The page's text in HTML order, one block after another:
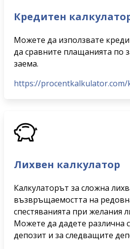
Кредитен
Можете да използвате
да сравните плащанията по
заема.
https://
Лихвен калкулатор
Калкулаторът за сложна
възвръщаемостта на
спестяванията при желания
Можете да дадете различна
депозит и за следващите